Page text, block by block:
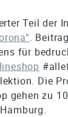
Teil der
.
für
Die
gehen zu